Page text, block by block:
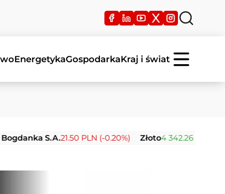
EnergetykaGospodarkaKraj i świat
S.A.21.50 PLN (-0.20%) Złoto4 342.26 USD (0.00%)